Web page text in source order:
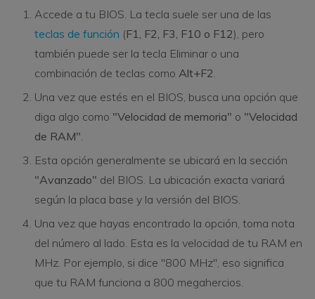
Accede a tu BIOS. La tecla suele ser una de las
teclas de función (F1, F2, F3, F10 o F12), pero
también puede ser la tecla Eliminar o una
combinación de teclas como Alt+F2
Una vez que estés en el BIOS, busca una opción que
diga algo como "Velocidad de memoria" o "Velocidad
de RAM"
Esta opción generalmente se ubicará en la sección
"Avanzado" del BIOS. La ubicación exacta variará
según la placa base y la versión del BIOS.
Una vez que hayas encontrado la opción, toma nota
del número al lado. Esta es la velocidad de tu RAM en
MHz. Por ejemplo, si dice "800 MHz", eso significa
que tu RAM funciona a 800 megahercios.